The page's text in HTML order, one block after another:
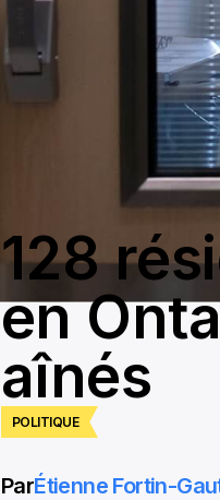
POLITIQUE
128
en
aînés
ParÉtienne Fortin-